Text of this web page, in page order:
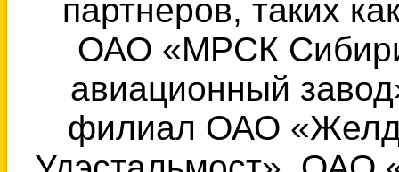
партнеров, таких
ОАО «МРСК
авиационный
филиал ОАО